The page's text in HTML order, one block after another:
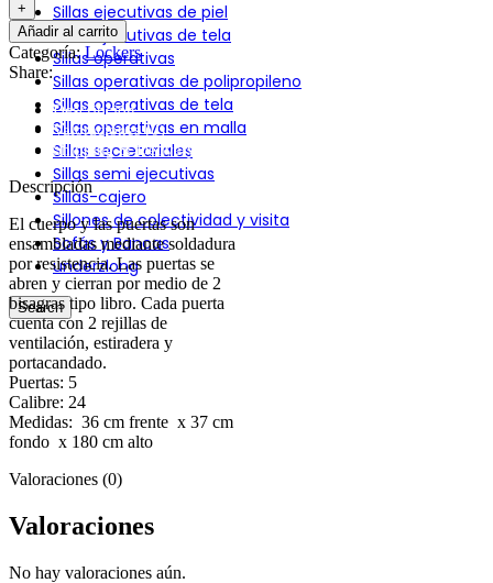
Sillas ejecutivas de piel
Sillas ejecutivas de tela
Sillas operativas
Sillas operativas de polipropileno
Sillas operativas de tela
Sillas operativas en malla
Sillas secretariales
Sillas semi ejecutivas
Sillas-cajero
Sillones de colectividad y visita
Sofás y Bancas
underzlong
Search
Añadir al carrito
Categoría: Lockers
Share:
Descripción
Valoraciones (0)
Shipping & Delivery
Descripción
El cuerpo y las puertas son
ensambladas mediante soldadura
por resistencia. Las puertas se
abren y cierran por medio de 2
bisagras tipo libro. Cada puerta
cuenta con 2 rejillas de
ventilación, estiradera y
portacandado.
Puertas: 5
Calibre: 24
Medidas: 36 cm frente x 37 cm
fondo x 180 cm alto
Valoraciones (0)
Valoraciones
No hay valoraciones aún.